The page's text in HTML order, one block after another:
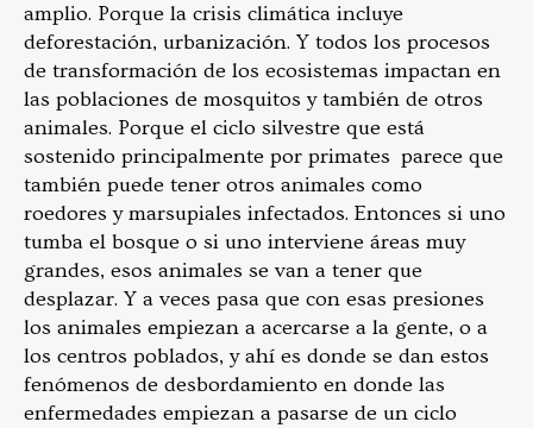
amplio. Porque la crisis climática incluye
deforestación, urbanización. Y todos los procesos
de transformación de los ecosistemas impactan en
las poblaciones de mosquitos y también de otros
animales. Porque el ciclo silvestre que está
sostenido principalmente por primates parece que
también puede tener otros animales como
roedores y marsupiales infectados. Entonces si uno
tumba el bosque o si uno interviene áreas muy
grandes, esos animales se van a tener que
desplazar. Y a veces pasa que con esas presiones
los animales empiezan a acercarse a la gente, o a
los centros poblados, y ahí es donde se dan estos
fenómenos de desbordamiento en donde las
enfermedades empiezan a pasarse de un ciclo